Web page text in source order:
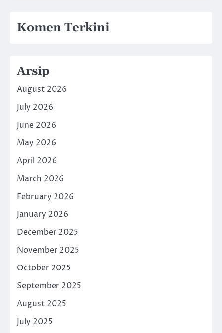
Komen Terkini
Arsip
August 2026
July 2026
June 2026
May 2026
April 2026
March 2026
February 2026
January 2026
December 2025
November 2025
October 2025
September 2025
August 2025
July 2025